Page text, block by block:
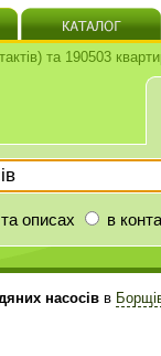
та 190503
описах в
насосів в